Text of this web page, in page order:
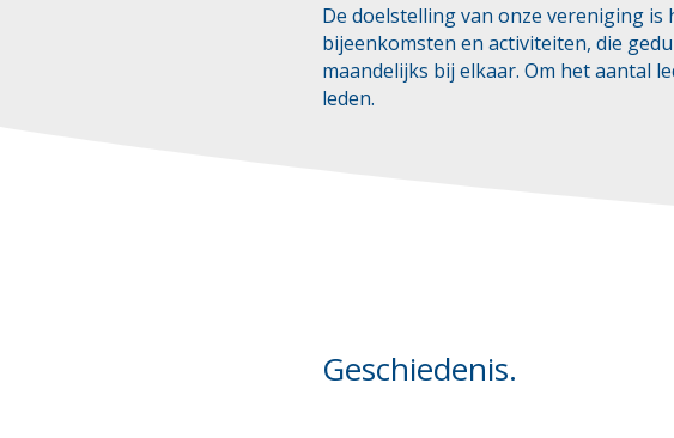
De doelstelling van onze vereniging
bijeenkomsten en activiteiten, die
maandelijks bij elkaar. Om het aantal
leden.
Geschiedenis.